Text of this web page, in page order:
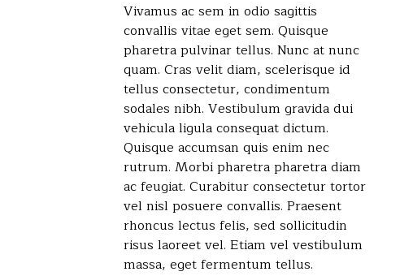
Vivamus ac sem in odio sagittis
convallis vitae eget sem. Quisque
pharetra pulvinar tellus. Nunc at nunc
quam. Cras velit diam, scelerisque id
tellus consectetur, condimentum
sodales nibh. Vestibulum gravida dui
vehicula ligula consequat dictum.
Quisque accumsan quis enim nec
rutrum. Morbi pharetra pharetra diam
ac feugiat. Curabitur consectetur tortor
vel nisl posuere convallis. Praesent
rhoncus lectus felis, sed sollicitudin
risus laoreet vel. Etiam vel vestibulum
massa, eget fermentum tellus.